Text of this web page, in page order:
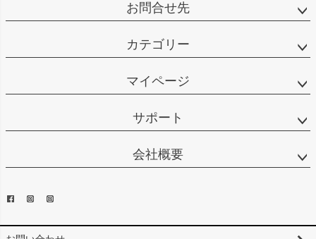
お問合せ先
カテゴリー
マイページ
サポート
会社概要